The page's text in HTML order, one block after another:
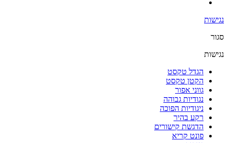
נגישות
סגור
נגישות
הגדל טקסט
הקטן טקסט
גווני אפור
נגודיות גבוהה
ניגודיות הפוכה
רקע בהיר
הדגשת קישורים
פונט קריא